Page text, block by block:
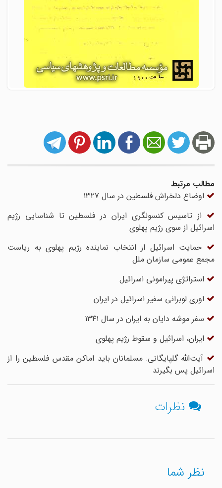
مطالب مرتبط
اوضاع دلخراش فلسطین در سال ۱۳۲۷
از تاسیس کنسولگری ایران در فلسطین تا شناسایی رژیم
اسرائیل از سوی رژیم پهلوی
حمایت اسرائیل از انتخاب نماینده رژیم پهلوی به ریاست
مجمع عمومی سازمان ملل
استراتژی پیرامونی اسرائیل
اوری لوبرانی سفیر اسرائیل در ایران
سفر موشه دایان به ایران در سال ۱۳۴۱
ایران، اسرائیل و سقوط رژیم پهلوی
آیت‌الله گلپایگانی: مسلمانان باید اماکن مقدس فلسطین را از
اسرائیل پس بگیرند
نظرات
نظر شما